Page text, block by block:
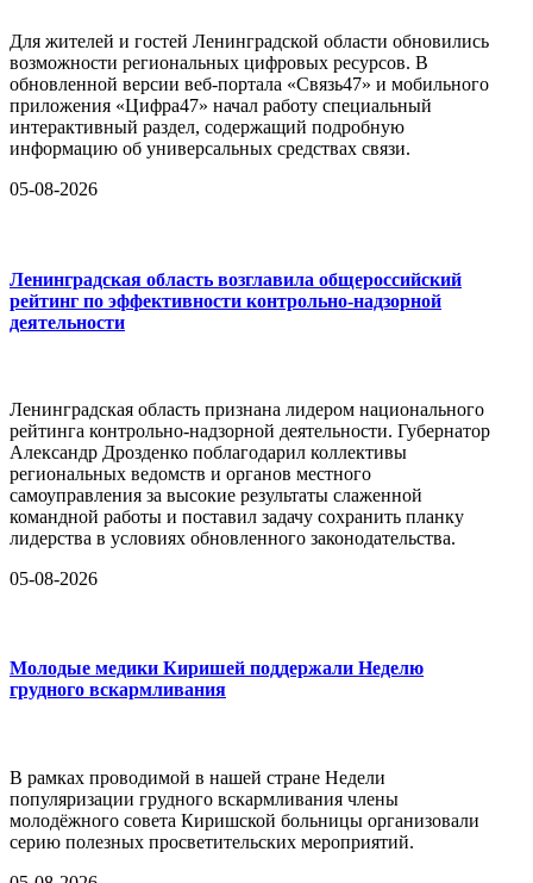
Для жителей и гостей Ленинградской области обновились
возможности региональных цифровых ресурсов. В
обновленной версии веб-портала «Связь47» и мобильного
приложения «Цифра47» начал работу специальный
интерактивный раздел, содержащий подробную
информацию об универсальных средствах связи.
05-08-2026
Ленинградская область возглавила общероссийский
рейтинг по эффективности контрольно-надзорной
деятельности
Ленинградская область признана лидером национального
рейтинга контрольно-надзорной деятельности. Губернатор
Александр Дрозденко поблагодарил коллективы
региональных ведомств и органов местного
самоуправления за высокие результаты слаженной
командной работы и поставил задачу сохранить планку
лидерства в условиях обновленного законодательства.
05-08-2026
Молодые медики Киришей поддержали Неделю
грудного вскармливания
В рамках проводимой в нашей стране Недели
популяризации грудного вскармливания члены
молодёжного совета Киришской больницы организовали
серию полезных просветительских мероприятий.